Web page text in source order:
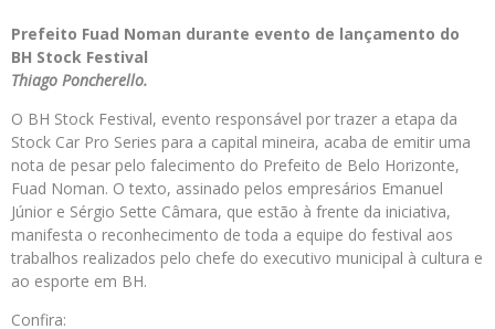
Prefeito Fuad Noman durante evento de lançamento do
BH Stock Festival
Thiago Poncherello.
O BH Stock Festival, evento responsável por trazer a etapa da
Stock Car Pro Series para a capital mineira, acaba de emitir uma
nota de pesar pelo falecimento do Prefeito de Belo Horizonte,
Fuad Noman. O texto, assinado pelos empresários Emanuel
Júnior e Sérgio Sette Câmara, que estão à frente da iniciativa,
manifesta o reconhecimento de toda a equipe do festival aos
trabalhos realizados pelo chefe do executivo municipal à cultura e
ao esporte em BH.
Confira: